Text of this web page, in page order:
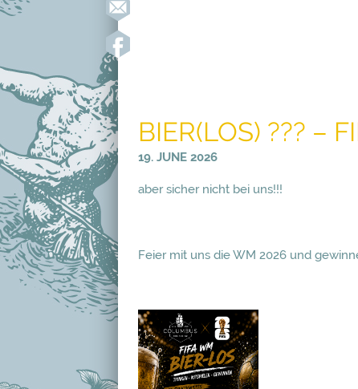
BIER(LOS) ??? –
19. JUNE 2026
aber sicher nicht bei uns!!!
Feier mit uns die WM 2026 und